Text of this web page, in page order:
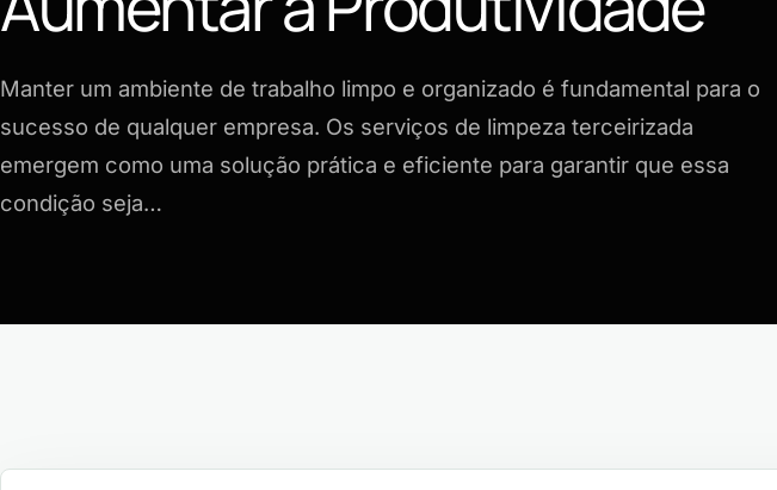
Manter um ambiente de trabalho limpo e organizado é fundamental para o
sucesso de qualquer empresa. Os serviços de limpeza terceirizada
emergem como uma solução prática e eficiente para garantir que essa
condição seja…